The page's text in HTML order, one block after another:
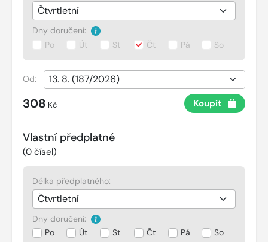
Dny doručení:
Po
Út St Čt Pá So
Od:
308 Kč Koupit
Vlastní předplatné
(0 čísel)
Délka předplatného:
Dny doručení:
Po
Út St Čt Pá So